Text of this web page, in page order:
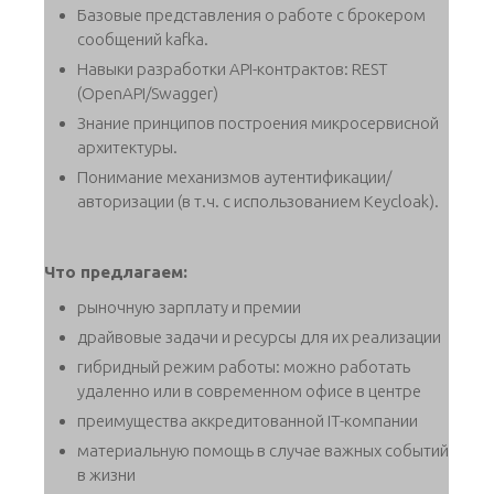
Базовые представления о работе с брокером
сообщений kafka.
Навыки разработки API-контрактов: REST
(OpenAPI/Swagger)
Знание принципов построения микросервисной
архитектуры.
Понимание механизмов аутентификации/
авторизации (в т.ч. с использованием Keycloak).
Что предлагаем:
рыночную зарплату и премии
драйвовые задачи и ресурсы для их реализации
гибридный режим работы: можно работать
удаленно или в современном офисе в центре
преимущества аккредитованной IT-компании
материальную помощь в случае важных событий
в жизни